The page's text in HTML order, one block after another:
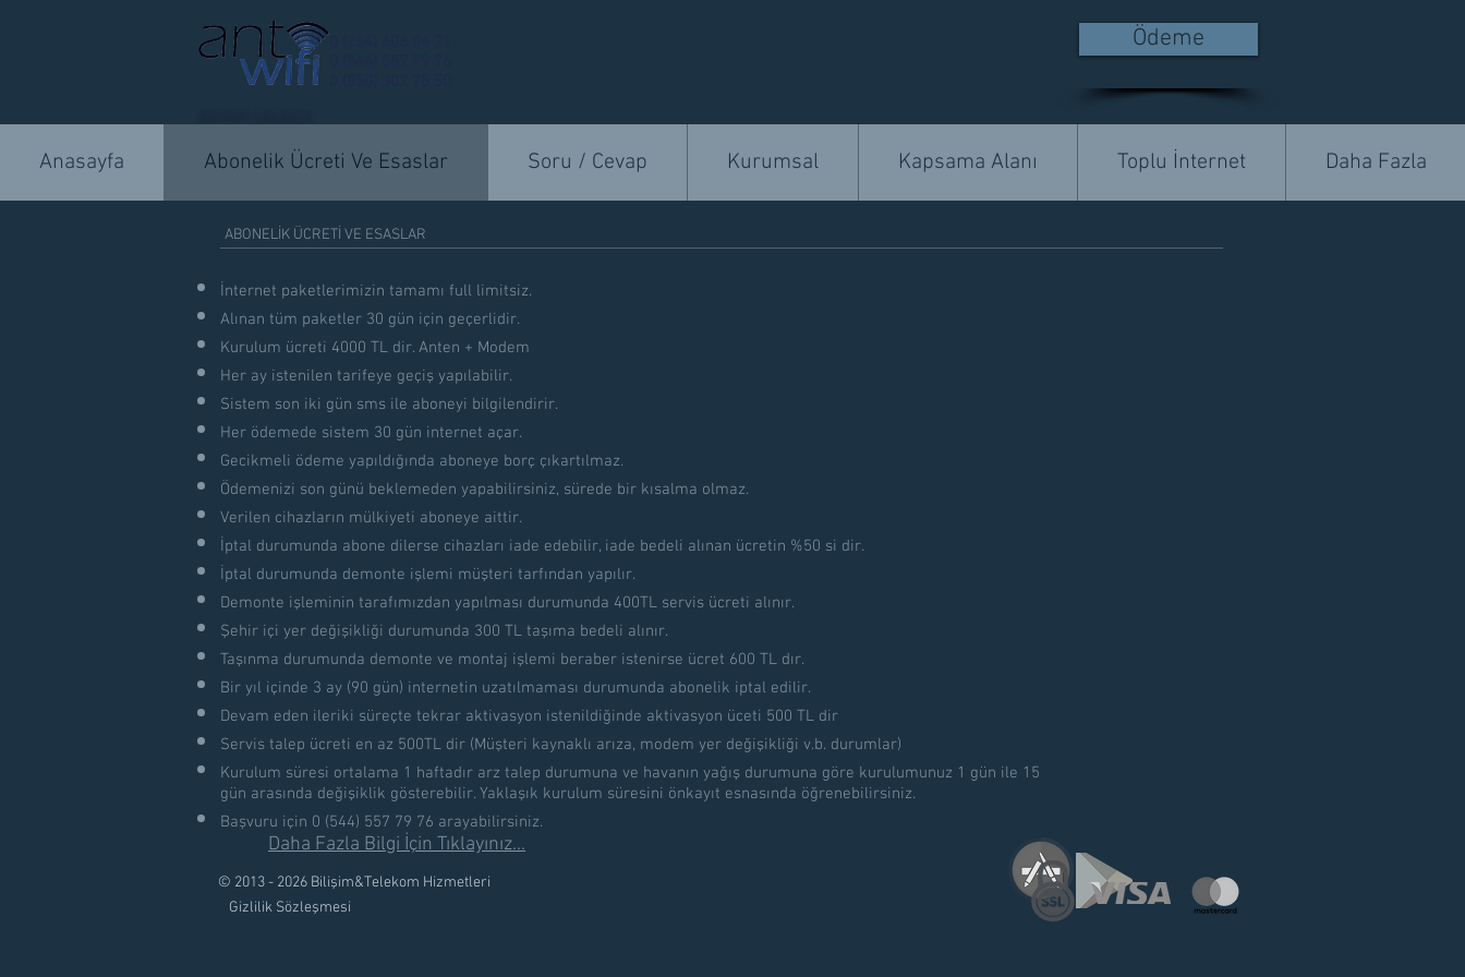
Ödeme
Anasayfa Abonelik Ücreti Ve Esaslar Soru / Cevap Kurumsal Kapsama Alanı Toplu İnternet Daha Fazla
ABONELİK ÜCRETİ VE ESASLAR
İnternet paketlerimizin tamamı full limitsiz.
Alınan tüm paketler 30 gün için geçerlidir.
Kurulum ücreti 4000 TL dir. Anten + Modem
Her ay istenilen tarifeye geçiş yapılabilir.
Sistem son iki gün sms ile aboneyi bilgilendirir.
Her ödemede sistem 30 gün internet açar.
Gecikmeli ödeme yapıldığında aboneye borç çıkartılmaz.
Ödemenizi son günü beklemeden yapabilirsiniz, sürede bir kısalma olmaz.
Verilen cihazların mülkiyeti aboneye aittir.
İptal durumunda abone dilerse cihazları iade edebilir, iade bedeli alınan ücretin %50 si dir.
İptal durumunda demonte işlemi müşteri tarfından yapılır.
Demonte işleminin tarafımızdan yapılması durumunda 400TL servis ücreti alınır.
Şehir içi yer değişikliği durumunda 300 TL taşıma bedeli alınır.
Taşınma durumunda demonte ve montaj işlemi beraber istenirse ücret 600 TL dır.
Bir yıl içinde 3 ay (90 gün) internetin uzatılmaması durumunda abonelik iptal edilir.
Devam eden ileriki süreçte tekrar aktivasyon istenildiğinde aktivasyon üceti 500 TL dir
Servis talep ücreti en az 500TL dir (Müşteri kaynaklı arıza, modem yer değişikliği v.b. durumlar)
Kurulum süresi ortalama 1 haftadır arz talep durumuna ve havanın yağış durumuna göre kurulumunuz 1 gün ile 15
gün arasında değişiklik gösterebilir. Yaklaşık kurulum süresini önkayıt esnasında öğrenebilirsiniz.
Başvuru için 0 (544) 557 79 76 arayabilirsiniz.
Daha Fazla Bilgi İçin Tıklayınız...
© 2013 - 2026 Bilişim&Telekom Hizmetleri
Gizlilik Sözleşmesi